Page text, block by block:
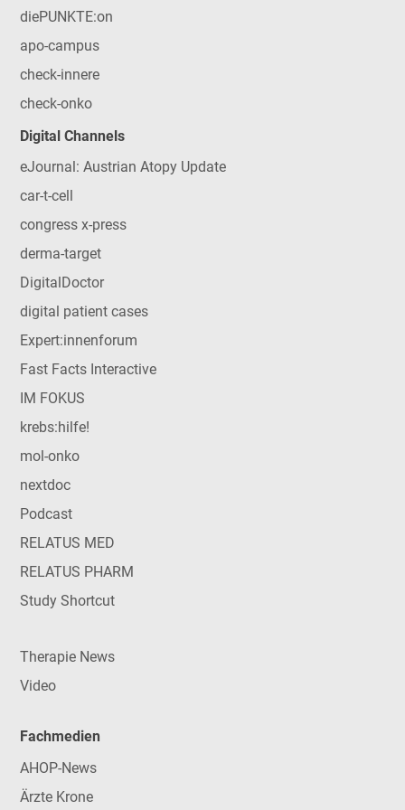
diePUNKTE:on
apo-campus
check-innere
check-onko
Digital Channels
eJournal: Austrian Atopy Update
car-t-cell
congress x-press
derma-target
DigitalDoctor
digital patient cases
Expert:innenforum
Fast Facts Interactive
IM FOKUS
krebs:hilfe!
mol-onko
nextdoc
Podcast
RELATUS MED
RELATUS PHARM
Study Shortcut
Therapie News
Video
Fachmedien
AHOP-News
Ärzte Krone